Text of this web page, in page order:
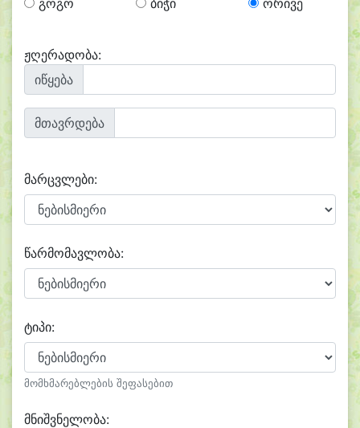
გოგო ბიჭი ორივე
ჟღერადობა:
იწყება
მთავრდება
მარცვლები:
წარმომავლობა:
ტიპი:
მომხმარებლების შეფასებით
მნიშვნელობა: